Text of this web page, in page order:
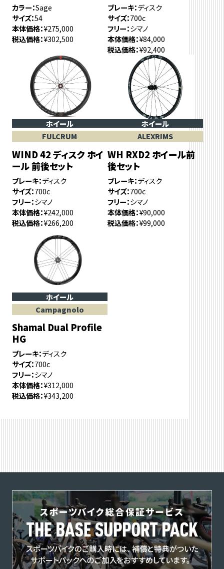
カラー Sage
サイズ 54
本体価格 ¥275,000
税込価格 ¥302,500
ブレーキ ディスク
サイズ 700c
フリー シマノ
本体価格 ¥84,000
税込価格 ¥92,400
ホイール
FULCRUM
WIND 42 ディスク ホイ
ール 前後セット
ブレーキ ディスク
サイズ 700c
フリー シマノ
本体価格 ¥242,000
税込価格 ¥266,200
ホイール
ALEXRIMS
WH RXD2 ホイール前
後セット
ブレーキ ディスク
サイズ 700c
フリー シマノ
本体価格 ¥90,000
税込価格 ¥99,000
ホイール
Campagnolo
Shamal Dual Profile
HG
ブレーキ ディスク
サイズ 700c
フリー シマノ
本体価格 ¥312,000
税込価格 ¥343,200